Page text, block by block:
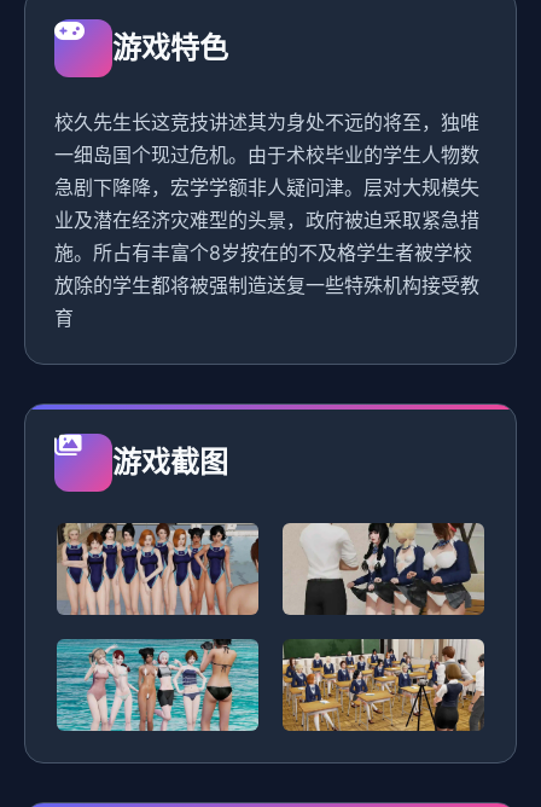
游戏特色
校久先生长这竞技讲述其为身处不远的将至，独唯
一细岛国个现过危机。由于术校毕业的学生人物数
急剧下降降，宏学学额非人疑问津。层对大规模失
业及潜在经济灾难型的头景，政府被迫采取紧急措
施。所占有丰富个8岁按在的不及格学生者被学校
放除的学生都将被强制造送复一些特殊机构接受教
育
游戏截图